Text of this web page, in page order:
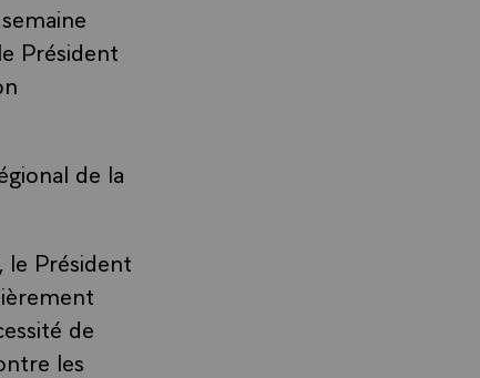
Président
de la
le Président
de
les